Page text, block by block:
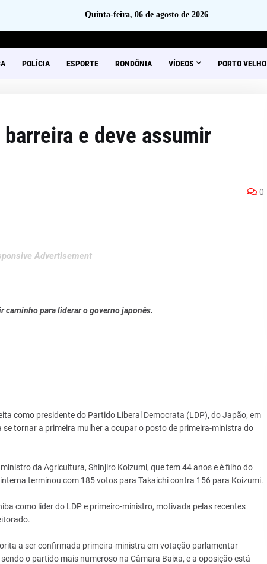
Quinta-feira, 06 de agosto de 2026
POLÍCIA ESPORTE RONDÔNIA VÍDEOS PORTO VELHO
e deve assumir
0
Advertisement
caminho para liderar o governo japonês.
como presidente do Partido Liberal Democrata (LDP), do Japão, em
tornar a primeira mulher a ocupar o posto de primeira-ministra do
da Agricultura, Shinjiro Koizumi, que tem 44 anos e é filho do
terminou com 185 votos para Takaichi contra 156 para Koizumi.
como líder do LDP e primeiro-ministro, motivada pelas recentes
a ser confirmada primeira-ministra em votação parlamentar
o partido mais numeroso na Câmara Baixa, e a oposição está